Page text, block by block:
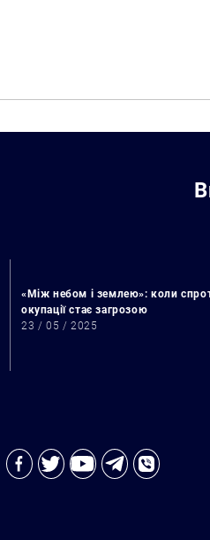
«Між небом і землею»: коли
окупації стає загрозою
23 / 05 / 2025